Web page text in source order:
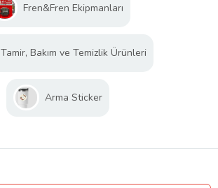
Fren&Fren Ekipmanları
Tamir, Bakım ve Temizlik Ürünleri
Arma Sticker